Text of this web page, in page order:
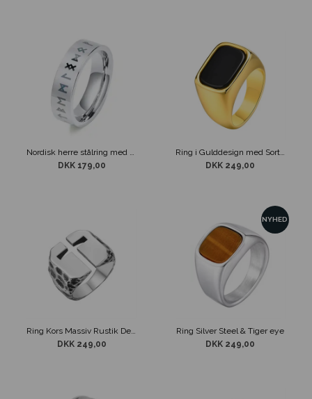
Nordisk herre stålring med runer
DKK 179,00
Ring i Gulddesign med Sort Sten
DKK 249,00
Ring Kors Massiv Rustik Design
DKK 249,00
NYHED
Ring Silver Steel & Tiger eye
DKK 249,00